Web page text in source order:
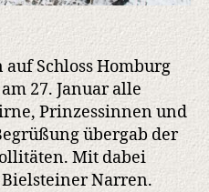
Schloss Homburg
27. Januar alle
Prinzessinnen und
übergab der
Mit dabei
Narren.